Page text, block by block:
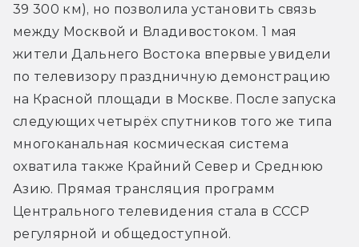
39 300 км), но позволила установить связь
между Москвой и Владивостоком. 1 мая
жители Дальнего Востока впервые увидели
по телевизору праздничную демонстрацию
на Красной площади в Москве. После запуска
следующих четырёх спутников того же типа
многоканальная космическая система
охватила также Крайний Север и Среднюю
Азию. Прямая трансляция программ
Центрального телевидения стала в СССР
регулярной и общедоступной.